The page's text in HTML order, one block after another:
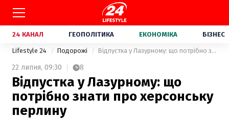
24 КАНАЛ ГЕОПОЛІТИКА ЕКОНОМІКА БІЗНЕС
Lifestyle 24 Подорожі Відпустка у Лазурному: що потрібно знати про херсонську перлину
22 липня, 09:30 8
Відпустка у Лазурному: що
потрібно знати про херсонську
перлину